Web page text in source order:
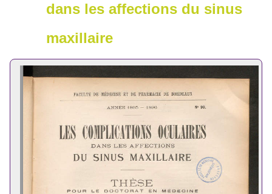
dans les affections du sinus
maxillaire